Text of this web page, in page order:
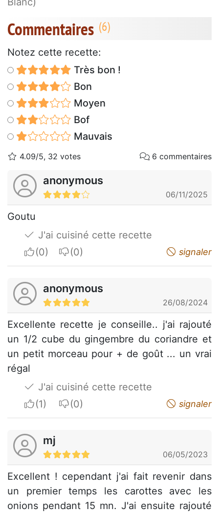
Commentaires
Notez cette recette:
Très bon !
Bon
Moyen
Bof
Mauvais
4.09/5, 32 votes 6 commentaires
anonymous
06/11/2025
Goutu
J'ai cuisiné cette recette
I apreciateI do not appreciate signaler
anonymous
26/08/2024
Excellente recette je conseille.. j'ai rajouté
un 1/2 cube du gingembre du coriandre et
un petit morceau pour + de goût ... un vrai
régal
J'ai cuisiné cette recette
I apreciateI do not appreciate signaler
mj
06/05/2023
Excellent ! cependant j'ai fait revenir dans
un premier temps les carottes avec les
onions pendant 15 mn. J'ai ensuite rajouté